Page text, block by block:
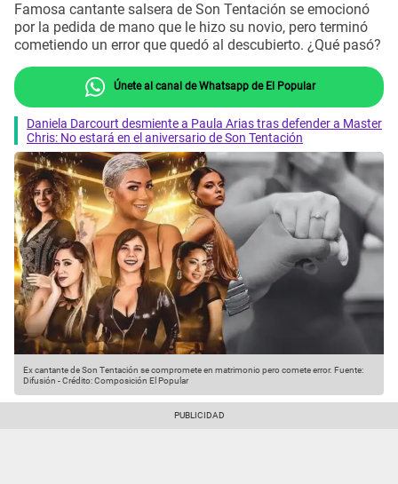
Famosa cantante salsera de Son Tentación se emocionó
por la pedida de mano que le hizo su novio, pero terminó
cometiendo un error que quedó al descubierto. ¿Qué pasó?
Únete al canal de Whatsapp de El Popular
Daniela Darcourt desmiente a Paula Arias tras defender a Master
Chris: No estará en el aniversario de Son Tentación
Ex cantante de Son Tentación se compromete en matrimonio pero comete error. Fuente:
Difusión -Crédito: Composición El Popular